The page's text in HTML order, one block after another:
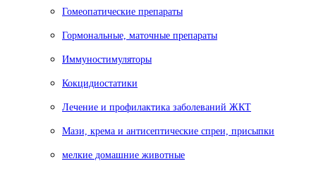
Гомеопатические препараты
Гормональные, маточные препараты
Иммуностимуляторы
Кокцидиостатики
Лечение и профилактика заболеваний ЖКТ
Мази, крема и антисептические спреи, присыпки
мелкие домашние животные